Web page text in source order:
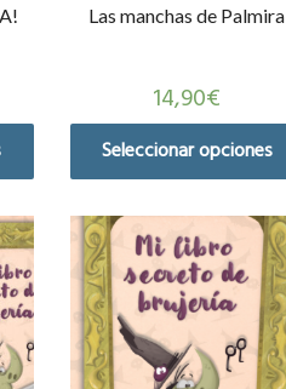
Las manchas de Palmira
14,90€
Seleccionar opciones